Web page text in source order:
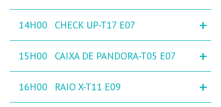
14H00 CHECK UP-T17 E07 +
15H00 CAIXA DE PANDORA-T05 E07 +
16H00 RAIO X-T11 E09 +